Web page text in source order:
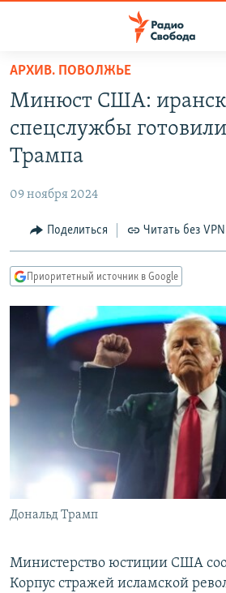
упрощенного
доступа
основному
Вернутся
Вернутся
АВТОРСКИЕ ПРОЕКТЫ
МНЕНИЯ
КУЛЬТУРА
КАВКАЗ.РЕАЛИИ
СЕВЕР.РЕАЛИИ
СИБИРЬ.РЕАЛИИ
РАСПИСАНИЕ ВЕЩАНИЯ
ПОДПИШИТЕСЬ НА РАССЫЛКУ
СОЦИАЛЬНЫЕ СЕТИ
Все сайты РСЕ/РС
АРХИВ. ПОВОЛЖЬЕ
Минюст США:
спецслужбы
Трампа
09 ноября 2024
Поделиться Читать без VPN
Приоритетный источник в Google
Дональд Трамп
Министерство юстиции США
Корпус стражей исламской